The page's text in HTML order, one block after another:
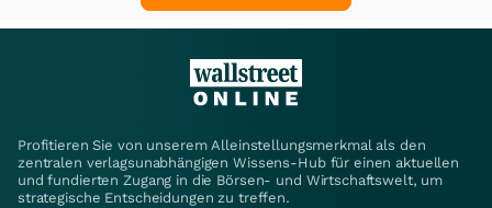
Profitieren Sie von unserem Alleinstellungsmerkmal als den
zentralen verlagsunabhängigen Wissens-Hub für einen aktuellen
und fundierten Zugang in die Börsen- und Wirtschaftswelt, um
strategische Entscheidungen zu treffen.